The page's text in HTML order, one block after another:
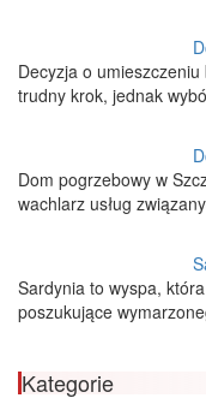
Decyzja o
trudny krok, jednak
Dom pogrzebowy w
wachlarz usług
Sardynia to wyspa,
poszukujące
Kategorie